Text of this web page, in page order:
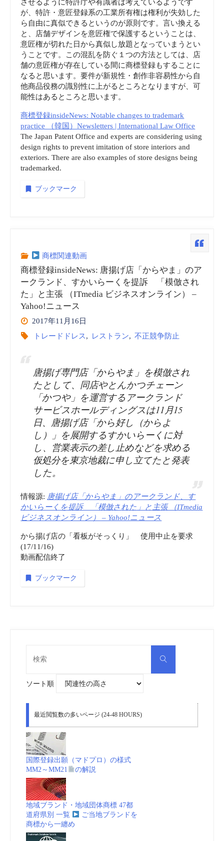
させるように特許庁や有識者は考えているようです
が、特許・意匠登録系の工業所有権は権利が失効した
ら自由に真似できるというのが原則です。言い換える
と、店舗デザインを意匠権で保護するということは、
意匠権が切れた日から真似し放題となっていまうとい
うことです。この混乱を防ぐ１つの方法としては、店
舗の意匠権が存在している間に商標登録もすることに
なると思います。要件が新規性・創作非容易性から自
他商品役務の識別性に上がるところとなりますが、可
能性はあるところと思います。
商標登録insideNews: Notable changes to trademark
practice （韓国）Newsletters | International Law Office
The Japan Patent Office and experts are considering using
design rights to prevent imitation of store interiors and
exteriors. There are also examples of store designs being
trademarked.
ブックマーク
商標関連動画
商標登録insideNews: 唐揚げ店「からやま」のア
ークランド、すかいらーくを提訴 「模倣され
た」と主張 （ITmedia ビジネスオンライン） –
Yahoo!ニュース
2017年11月16日
トレードドレス, レストラン, 不正競争防止
唐揚げ専門店「からやま」を模倣され
たとして、同店やとんかつチェーン
「かつや」を運営するアークランド
サービスホールディングスは11月15
日、唐揚げ店「から好し（からよ
し）」を展開するすかいらーくに対
し、営業表示の差し止めなどを求める
仮処分を東京地裁に申し立てたと発表
した。
情報源: 唐揚げ店「からやま」のアークランド、す
かいらーくを提訴 「模倣された」と主張 （ITmedia
ビジネスオンライン） – Yahoo!ニュース
から揚げ店の「看板がそっくり」 使用中止を要求
(17/11/16)
動画配信終了
ブックマーク
検
ソート順
最近閲覧数の多いページ (24-48 HOURS)
国際登録出願（マドプロ）の様式
MM2～MM21
の解説
地域ブランド・地域団体商標 47都
道府県別 一覧
ご当地ブランドを
商標から一纏め